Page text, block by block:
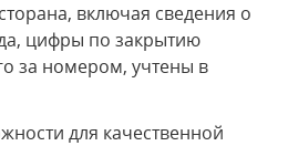
включая сведения о
цифры по закрытию
за номером, учтены в
для качественной